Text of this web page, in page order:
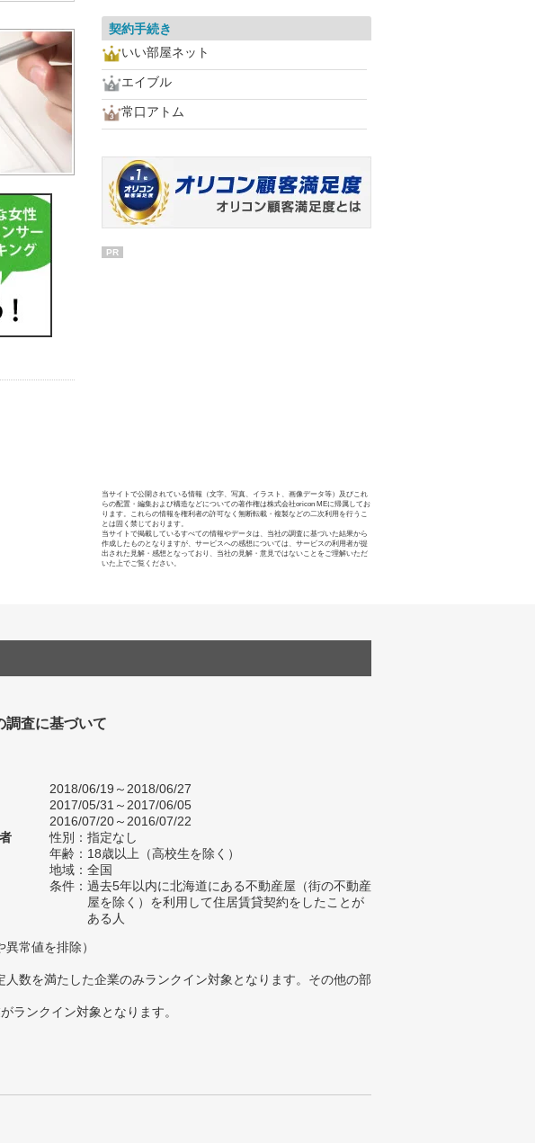
契約手続き
いい部屋ネット
エイブル
常口アトム
PR
当サイトで公開されている情報（文字、写真、イラスト、画像データ等）及びこれ
らの配置・編集および構造などについての著作権は株式会社oricon MEに帰属してお
ります。これらの情報を権利者の許可なく無断転載・複製などの二次利用を行うこ
とは固く禁じております。
当サイトで掲載しているすべての情報やデータは、当社の調査に基づいた結果から
作成したものとなりますが、サービスへの感想については、サービスの利用者が提
出された見解・感想となっており、当社の見解・意見ではないことをご理解いただ
いた上でご覧ください。
調査に基づいて
2018/06/19～2018/06/27
2017/05/31～2017/06/05
2016/07/20～2016/07/22
性別：指定なし
年齢：18歳以上（高校生を除く）
地域：全国
条件：過去5年以内に北海道にある不動産屋（街の不動産
屋を除く）を利用して住居賃貸契約をしたことが
ある人
常値を排除）
数を満たした企業のみランクイン対象となります。その他の部
ランクイン対象となります。